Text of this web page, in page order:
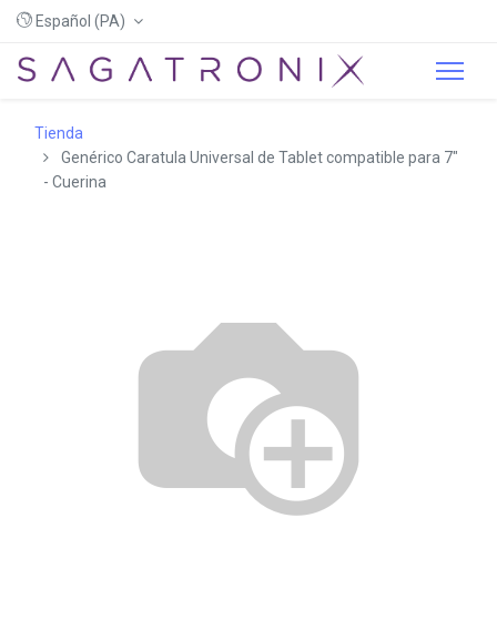
Español (PA)
Tienda
Genérico Caratula Universal de Tablet compatible para 7"
- Cuerina